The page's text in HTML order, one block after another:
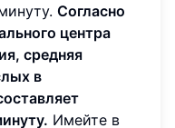
Согласно
центра
средняя
в
Имейте в